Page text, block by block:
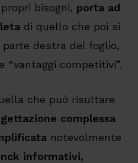
bisogni, porta ad
di quello che poi si
destra del foglio,
“vantaggi competitivi”.
che può risultare
complessa
notevolmente
informativi,